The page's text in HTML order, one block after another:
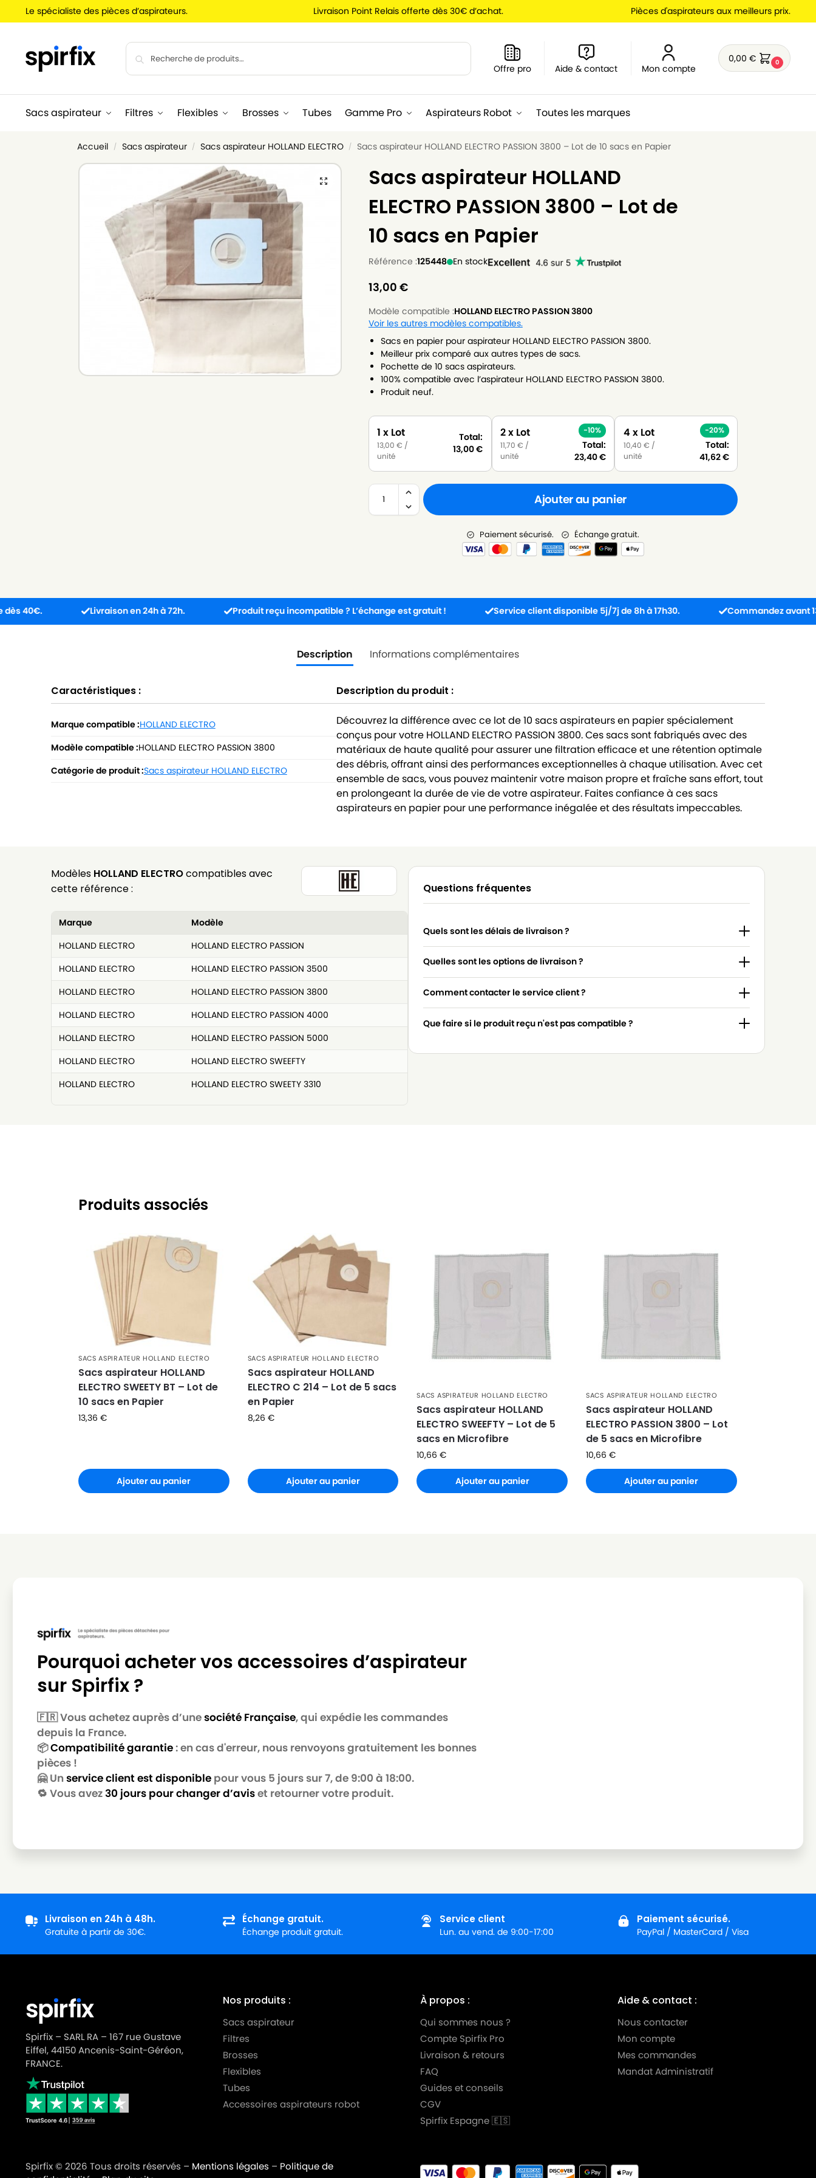
Le spécialiste des pièces d’aspirateurs. Livraison Point Relais offerte dès 30€ d’achat. Pièces d'aspirateurs aux meilleurs prix.
Offre pro Aide & contact Mon compte
0,00€ 0
Sacs aspirateur Filtres Flexibles Brosses Tubes Gamme Pro Aspirateurs Robot Toutes les marques
Accueil / Sacs aspirateur / Sacs aspirateur HOLLAND ELECTRO / Sacs aspirateur HOLLAND ELECTRO PASSION 3800 – Lot de 10 sacs en Papier
Sacs aspirateur HOLLAND
ELECTRO PASSION 3800 – Lot de
10 sacs en Papier
Référence :125448 En stock
13,00 €
Modèle compatible :HOLLAND ELECTRO PASSION 3800
Voir les autres modèles compatibles.
Sacs en papier pour aspirateur HOLLAND ELECTRO PASSION 3800.
Meilleur prix comparé aux autres types de sacs.
Pochette de 10 sacs aspirateurs.
100% compatible avec l’aspirateur HOLLAND ELECTRO PASSION 3800.
Produit neuf.
1 x Lot
13,00€ /
unité
Total:
13,00€
2 x Lot
11,70€ /
unité
-10%
Total:
23,40€
4 x Lot
10,40 € /
unité
-20%
Total:
41,62€
Ajouter au panier
Paiement sécurisé. Échange gratuit.
Livraison en 24h à 72h. Produit reçu incompatible ? L’échange est gratuit ! Service client disponible 5j/7j de 8h à 17h30. Commandez avant 13h :
Description Informations complémentaires
Caractéristiques :
Marque compatible :HOLLAND ELECTRO
Modèle compatible :HOLLAND ELECTRO PASSION 3800
Catégorie de produit :Sacs aspirateur HOLLAND ELECTRO
Description du produit :
Découvrez la différence avec ce lot de 10 sacs aspirateurs en papier spécialement
conçus pour votre HOLLAND ELECTRO PASSION 3800. Ces sacs sont fabriqués avec des
matériaux de haute qualité pour assurer une filtration efficace et une rétention optimale
des débris, offrant ainsi des performances exceptionnelles à chaque utilisation. Avec cet
ensemble de sacs, vous pouvez maintenir votre maison propre et fraîche sans effort, tout
en prolongeant la durée de vie de votre aspirateur. Faites confiance à ces sacs
aspirateurs en papier pour une performance inégalée et des résultats impeccables.
Modèles HOLLAND ELECTROcompatibles avec
cette référence :
Marque
Modèle
HOLLAND ELECTRO
HOLLAND ELECTRO PASSION
HOLLAND ELECTRO
HOLLAND ELECTRO PASSION 3500
HOLLAND ELECTRO
HOLLAND ELECTRO PASSION 3800
HOLLAND ELECTRO
HOLLAND ELECTRO PASSION 4000
HOLLAND ELECTRO
HOLLAND ELECTRO PASSION 5000
HOLLAND ELECTRO
HOLLAND ELECTRO SWEEFTY
HOLLAND ELECTRO
HOLLAND ELECTRO SWEETY 3310
Questions fréquentes
Quels sont les délais de livraison ?
Quelles sont les options de livraison ?
Comment contacter le service client ?
Que faire si le produit reçu n'est pas compatible ?
Produits associés
SACS ASPIRATEUR HOLLAND ELECTRO
Sacs aspirateur HOLLAND
ELECTRO SWEETY BT – Lot de
10 sacs en Papier
13,36 €
Ajouter au panier
SACS ASPIRATEUR HOLLAND ELECTRO
Sacs aspirateur HOLLAND
ELECTRO C 214 – Lot de 5 sacs
en Papier
8,26 €
Ajouter au panier
SACS ASPIRATEUR HOLLAND ELECTRO
Sacs aspirateur HOLLAND
ELECTRO SWEEFTY – Lot de 5
sacs en Microfibre
10,66€
Ajouter au panier
SACS ASPIRATEUR HOLLAND ELECTRO
Sacs aspirateur HOLLAND
ELECTRO PASSION 3800 – Lot
de 5 sacs en Microfibre
10,66€
Ajouter au panier
Pourquoi acheter vos accessoires d’aspirateur
sur Spirfix ?
🇫🇷 Vous achetez auprès d’unesociété Française, qui expédie les commandes
depuis la France.
📦Compatibilité garantie: en cas d'erreur, nous renvoyons gratuitement les bonnes
pièces !
🤗 Un service client est disponible pour vous 5 jours sur 7, de 9:00 à 18:00.
🔁 Vous avez30 jours pour changer d’aviset retourner votre produit.
Livraison en 24h à 48h.
Gratuite à partir de 30€.
Échange gratuit.
Échange produit gratuit.
Service client
Lun. au vend. de 9:00-17:00
Paiement sécurisé.
PayPal / MasterCard / Visa
Spirfix – SARL RA – 167 rue Gustave
Eiffel, 44150 Ancenis-Saint-Géréon,
FRANCE.
Nos produits :
Sacs aspirateur
Filtres
Brosses
Flexibles
Tubes
Accessoires aspirateurs robot
À propos :
Qui sommes nous ?
Compte Spirfix Pro
Livraison & retours
FAQ
Guides et conseils
CGV
Spirfix Espagne 🇪🇸
Aide & contact :
Nous contacter
Mon compte
Mes commandes
Mandat Administratif
Spirfix © 2026 Tous droits réservés – Mentions légales – Politique de